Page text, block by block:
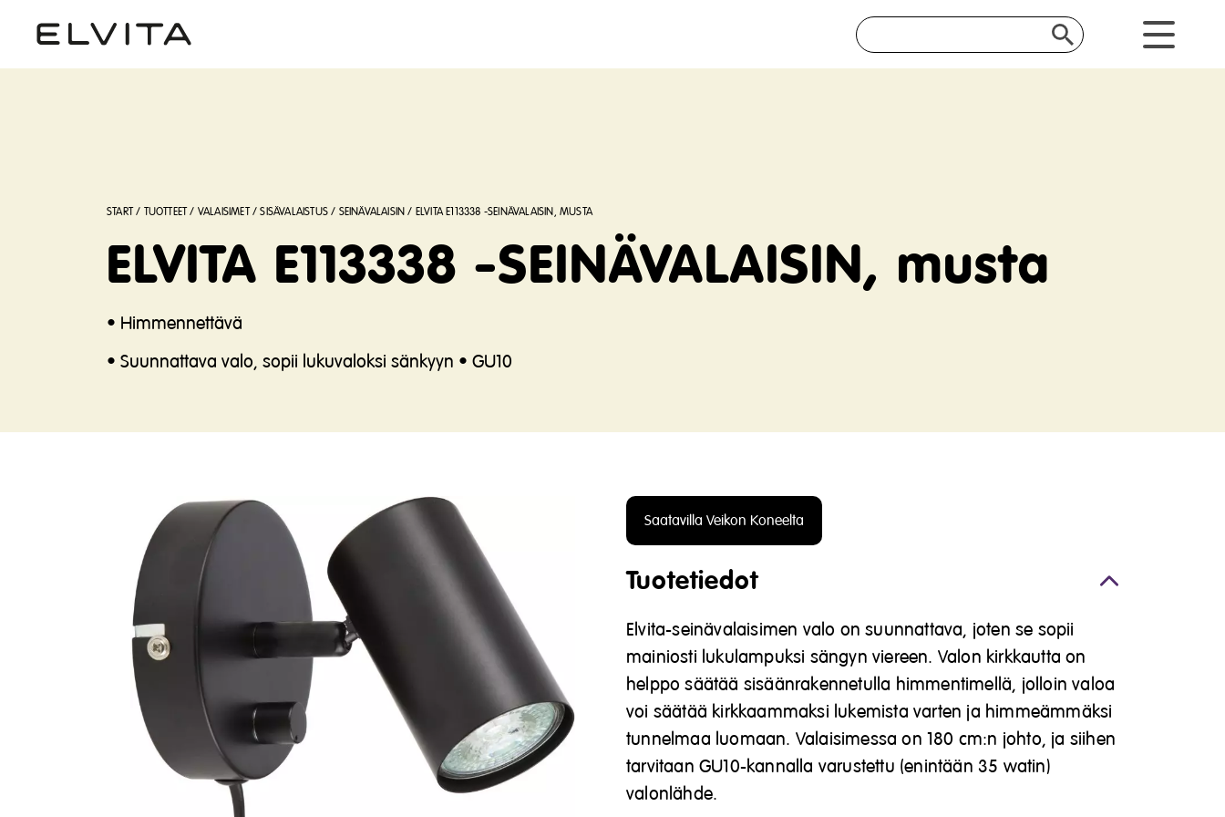
START/ TUOTTEET/ VALAISIMET/SISÄVALAISTUS / SEINÄVALAISIN / ELVITA E113338 -SEINÄVALAISIN, MUSTA
ELVITA E113338 -SEINÄVALAISIN, musta
• Himmennettävä
• Suunnattava valo, sopii lukuvaloksi sänkyyn • GU10
Saatavilla Veikon Koneelta
Tuotetiedot
Elvita-seinävalaisimen valo on suunnattava, joten se sopii
mainiosti lukulampuksi sängyn viereen. Valon kirkkautta on
helppo säätää sisäänrakennetulla himmentimellä, jolloin valoa
voi säätää kirkkaammaksi lukemista varten ja himmeämmäksi
tunnelmaa luomaan. Valaisimessa on 180 cm:n johto, ja siihen
tarvitaan GU10-kannalla varustettu (enintään 35 watin)
valonlähde.